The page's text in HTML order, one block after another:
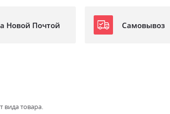
Новой Почтой Самовывоз
вида товара.